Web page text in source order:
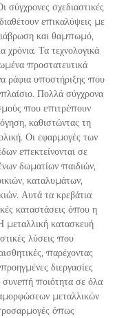
σύγχρονες σχεδιαστικές
επικαλύψεις με
και θαμπωμό,
χρόνια. Τα τεχνολογικά
προστατευτικά
ράφια υποστήριξης που
Πολλά σύγχρονα
που επιτρέπουν
καθιστώντας τη
Οι εφαρμογές των
επεκτείνονται σε
δωματίων παιδιών,
καταλυμάτων,
Αυτά τα κρεβάτια
καταστάσεις όπου η
μεταλλική κατασκευή
λύσεις που
παρέχοντας
διεργασίες
συνεπή ποιότητα σε όλα
μεταλλικών
όπως